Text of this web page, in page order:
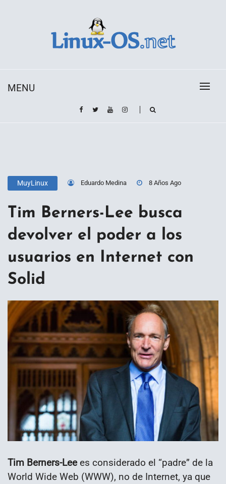
MENU
MuyLinux Eduardo Medina 8 Años Ago
Tim Berners-Lee busca
devolver el poder a los
usuarios en Internet con
Solid
Tim Berners-Leees considerado el “padre” de la
World Wide Web (WWW), no de Internet, ya que